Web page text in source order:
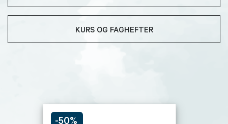
KURS OG FAGHEFTER